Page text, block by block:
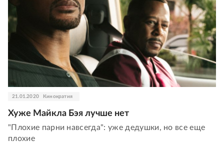
21.01.2020 Кинократия
Хуже Майкла Бэя лучше нет
"Плохие парни навсегда": уже дедушки, но все еще
плохие